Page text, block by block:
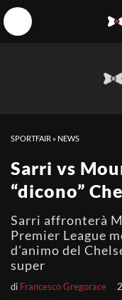
SPORTFAIR » NEWS
Sarri vs
“dicono”
Sarri affronterà
Premier League
d'animo del
super
di Francesco Gregorace